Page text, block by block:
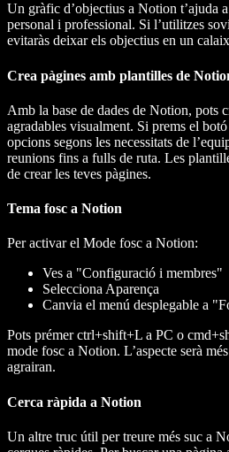
Un gràfic d’objectius a Notion t’ajuda
personal i professional. Si l’utilitzes
evitaràs deixar els objectius en un
Crea pàgines amb plantilles de
Amb la base de dades de Notion, pots
agradables visualment. Si prems el
opcions segons les necessitats de
reunions fins a fulls de ruta. Les
de crear les teves pàgines.
Tema fosc a Notion
Per activar el Mode fosc a Notion:
Ves a "Configuració i membres"
Selecciona Aparença
Canvia el menú desplegable a
Pots prémer ctrl+shift+L a PC o
mode fosc a Notion. L’aspecte serà
agrairan.
Cerca ràpida a Notion
Un altre truc útil per treure més suc a